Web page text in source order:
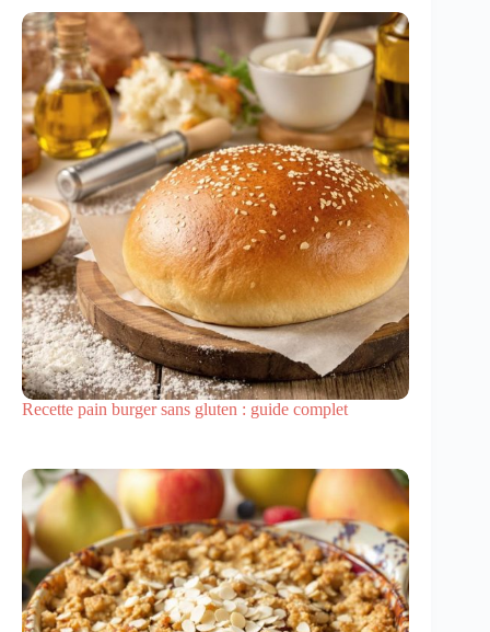
Recette pain burger sans gluten : guide complet